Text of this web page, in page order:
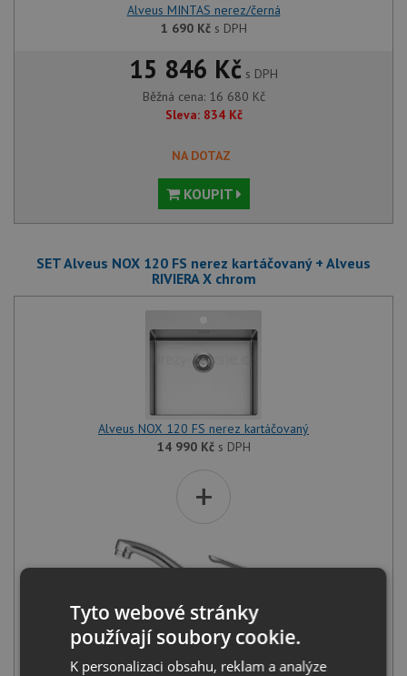
Alveus MINTAS nerez/černá
1 690 Kčs DPH
15 846 Kč s DPH
Běžná cena: 16 680 Kč
Sleva: 834 Kč
NA DOTAZ
KOUPIT
SET Alveus NOX 120 FS nerez kartáčovaný + Alveus
RIVIERA X chrom
Alveus NOX 120 FS nerez kartáčovaný
14 990 Kčs DPH
+
Tyto webové stránky
používají soubory cookie.
K personalizaci obsahu, reklam a analýze